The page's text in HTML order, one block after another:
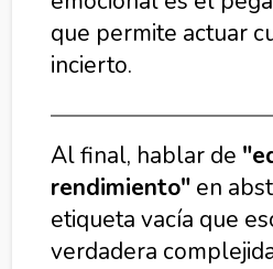
que permite actuar
incierto.
Al final, hablar de
rendimiento"en
etiqueta vacía que
verdadera